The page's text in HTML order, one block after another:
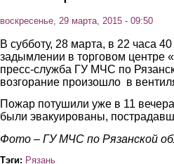
воскресенье, 29 марта, 2015 - 09:50
В субботу, 28 марта, в 22 часа
задымлении в торговом
пресс-служба ГУ МЧС по
возгорание произошло в
Пожар потушили уже в 11
были эвакуированы,
Фото – ГУ МЧС по Рязанской
Тэги: Рязань